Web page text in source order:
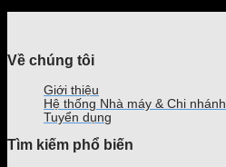
Về chúng tôi
Giới thiệu
Hệ thống Nhà máy & Chi nhánh
Tuyển dụng
Tìm kiếm phổ biến